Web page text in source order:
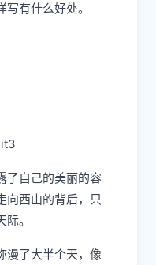
有什么好处。
了自己的美丽的容
向西山的背后，只
。
漫了大半个天，像